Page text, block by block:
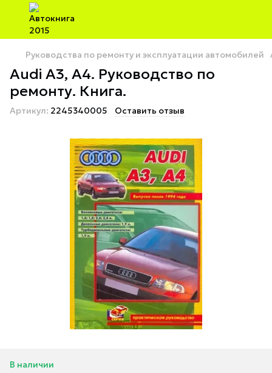
Руководства по ремонту и эксплуатации автомобилей
Audi A3, A4. Руководство по
ремонту. Книга.
Артикул: 2245340005 Оставить отзыв
В наличии